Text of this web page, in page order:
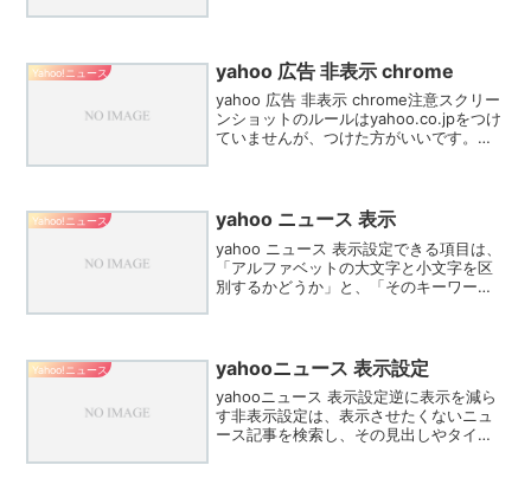
る。2018...
Yahoo!ニュース yahoo 広告 非表示 chrome
yahoo 広告 非表示 chrome注意スクリー
ンショットのルールはyahoo.co.jpをつけ
ていませんが、つけた方がいいです。何
Yahoo!ニュース yahoo ニュース 表示
yahoo ニュース 表示設定できる項目は、
「アルファベットの大文字と小文字を区
別するかどうか」と、「そのキーワード
クス］...
Yahoo!ニュース yahooニュース 表示設定
yahooニュース 表示設定逆に表示を減ら
す非表示設定は、表示させたくないニュ
ース記事を検索し、その見出しやタイト